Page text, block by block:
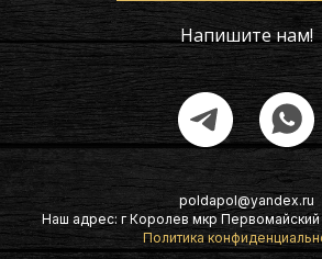
Напишите нам!
poldapol@yandex.ru
Наш адрес: г Королев мкр Первомайский
Политика